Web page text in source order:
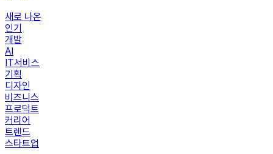
새로 나온
인기
개발
AI
IT서비스
기획
디자인
비즈니스
프로덕트
커리어
트렌드
스타트업